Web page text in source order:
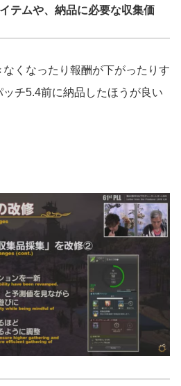
テムや、納品に必要な収集価
くなったり報酬が下がったりす
チ5.4前に納品したほうが良い